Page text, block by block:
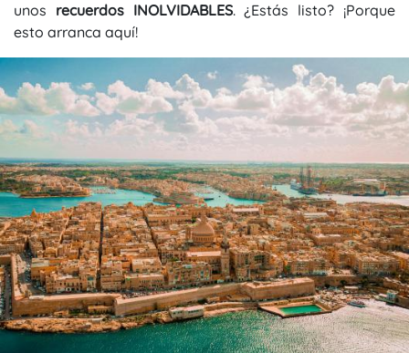
unos recuerdos INOLVIDABLES. ¿Estás listo? ¡Porque
esto arranca aquí!